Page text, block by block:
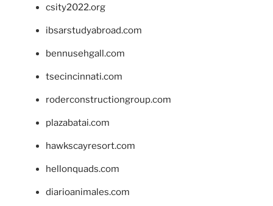
csity2022.org
ibsarstudyabroad.com
bennusehgall.com
tsecincinnati.com
roderconstructiongroup.com
plazabatai.com
hawkscayresort.com
hellonquads.com
diarioanimales.com